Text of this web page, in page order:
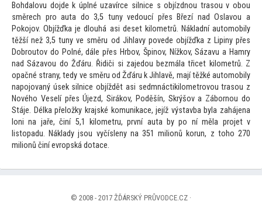
Bohdalovu dojde k úplné uzavírce silnice s objízdnou trasou v obou
směrech pro auta do 3,5 tuny vedoucí přes Březí nad Oslavou a
Pokojov. Objížďka je dlouhá asi deset kilometrů. Nákladní automobily
těžší než 3,5 tuny ve směru od Jihlavy povede objížďka z Lipiny přes
Dobroutov do Polné, dále přes Hrbov, Špinov, Nížkov, Sázavu a Hamry
nad Sázavou do Žďáru. Řidiči si zajedou bezmála třicet kilometrů. Z
opačné strany, tedy ve směru od Žďáru k Jihlavě, mají těžké automobily
napojovaný úsek silnice objíždět asi sedmnáctikilometrovou trasou z
Nového Veselí přes Újezd, Sirákov, Poděšín, Skrýšov a Zábornou do
Stáje. Délka přeložky krajské komunikace, jejíž výstavba byla zahájena
loni na jaře, činí 5,1 kilometru, první auta by po ní měla projet v
listopadu. Náklady jsou vyčísleny na 351 milionů korun, z toho 270
milionů činí evropská dotace.
© 2008 - 2017 ŽĎÁRSKÝ PRŮVODCE.CZ ·